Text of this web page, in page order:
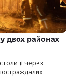
двох районах
через